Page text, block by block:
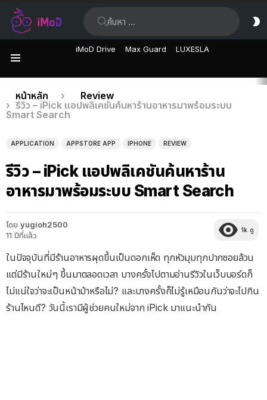
iMoD Drive Max Guard LUXESLA
เรื่อง
ล่าสุด
คุณอยู่ที่นี่:
หน้าหลัก
Review
รีวิว – iPick แอปพลิเคชันค้นหาร้านอาหารมาพร้อมระบบ
Smart Search
APPLICATION APPSTORE APP IPHONE REVIEW
รีวิว – iPick แอปพลิเคชันค้นหาร้าน
อาหารมาพร้อมระบบ Smart Search
โดย yugioh2500
11 ปีที่แล้ว
1k ดู
ในปัจจุบันที่มีร้านอาหารผุดขึ้นเป็นดอกเห็ด ทุกหัวมุมทุกปากซอยล้วน
แต่มีร้านใหม่ๆ ขึ้นมาตลอดเวลา บางครั้งไปตามอ่านรีวิวในเว็บบอร์ดก็
ไม่แน่ใจว่าจะเป็นหน้าม้าหรือไม่? และบางครั้งก็ไม่รู้เหมือนกันว่าจะไปกิน
ร้านไหนดี? วันนี้เรามีผู้ช่วยคนใหม่จาก iPick มาแนะนำกัน